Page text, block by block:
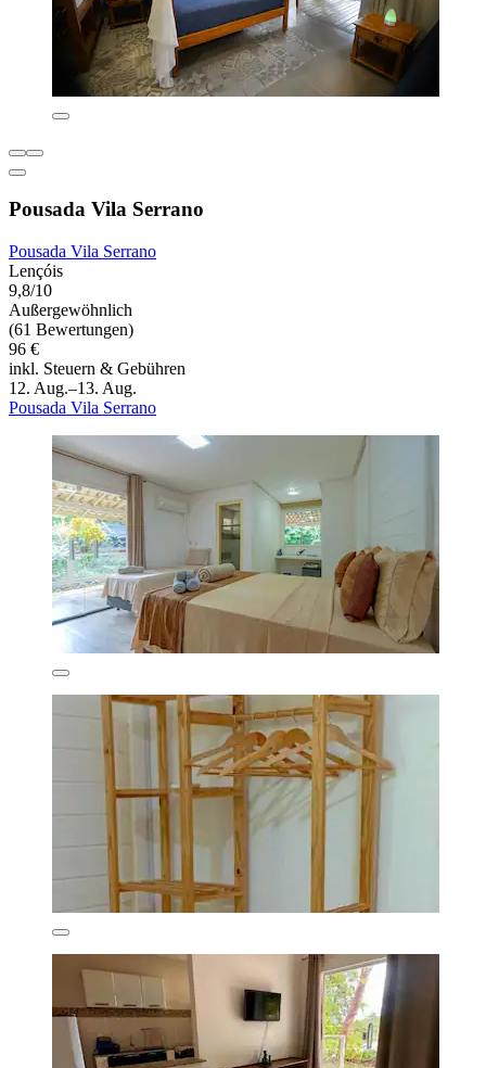
Pousada Vila Serrano
Pousada Vila Serrano
Lençóis
9,8/10
Außergewöhnlich
(61 Bewertungen)
96 €
inkl. Steuern & Gebühren
12. Aug.–13. Aug.
Pousada Vila Serrano